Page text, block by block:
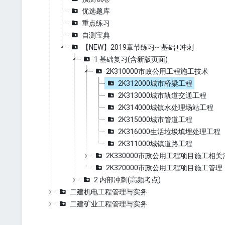
优选题库
重点练习
自测宝典
【NEW】2019章节练习~ 基础+冲刺
1 基础复习(含新版页面)
2K310000市政公用工程施工技术
2K312000城市桥梁工程
2K313000城市轨道交通工程
2K314000城镇水处理场站工程
2K315000城市管道工程
2K316000生活垃圾填埋处理工程
2K311000城镇道路工程
2K330000市政公用工程项目施工相关
2K320000市政公用工程项目施工管理
2 内部冲刺(高频考点)
二建机电工程管理与实务
二建矿业工程管理与实务